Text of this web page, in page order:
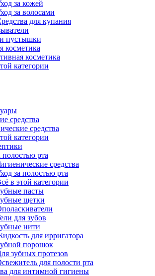
за кожей
за волосами
для купания
пустышки
косметика
косметика
категории
средства
средства
категории
полостью рта
средства
за полостью рта
в этой категории
пасты
щетки
для зубов
нити
для ирригатора
порошок
зубных протезов
для полости рта
для интимной гигиены